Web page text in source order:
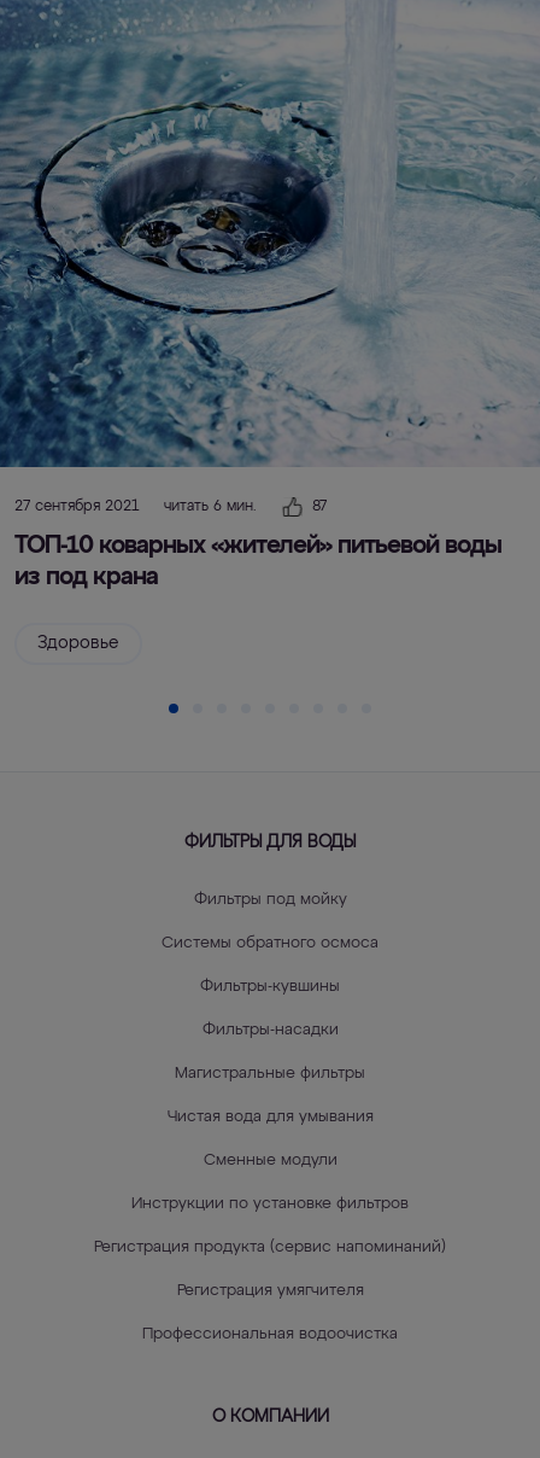
27 сентября 2021 читать 6 мин. 87
ТОП-10 коварных «жителей» питьевой воды
из под крана
Здоровье
ФИЛЬТРЫ ДЛЯ ВОДЫ
Фильтры под мойку
Системы обратного осмоса
Фильтры-кувшины
Фильтры-насадки
Магистральные фильтры
Чистая вода для умывания
Сменные модули
Инструкции по установке фильтров
Регистрация продукта (сервис напоминаний)
Регистрация умягчителя
Профессиональная водоочистка
О КОМПАНИИ